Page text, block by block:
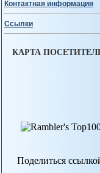
Контактная информация
Ссылки
КАРТА
Поделиться